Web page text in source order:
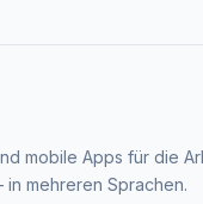
mobile Apps für die
in mehreren Sprachen.